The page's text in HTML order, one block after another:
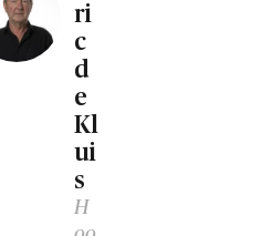
ri
c
d
e
Kl
ui
s
H